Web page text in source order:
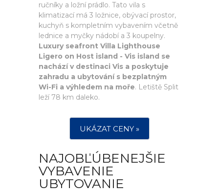
ručníky a ložní prádlo. Tato vila s
klimatizací má 3 ložnice, obývací prostor,
kuchyň s kompletním vybavením včetně
lednice a myčky nádobí a 3 koupelny.
Luxury seafront Villa Lighthouse
Ligero on Host island - Vis island se
nachází v destinaci Vis a poskytuje
zahradu a ubytování s bezplatným
Wi-Fi a výhledem na moře. Letiště Split
leží 78 km daleko.
UKÁZAT CENY »
NAJOBĽÚBENEJŠIE
VYBAVENIE
UBYTOVANIE